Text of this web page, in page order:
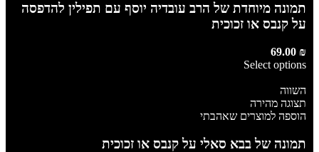
תמונה מיוחדת של הרב עובדיה יוסף עם תפילין להדפסה
על קנבס או זכוכית
69.00 ₪
Select options
השווה
תצוגה מהירה
הוספה למוצרים שאהבתי
תמונה של בבא סאלי על קנבס או זכוכית